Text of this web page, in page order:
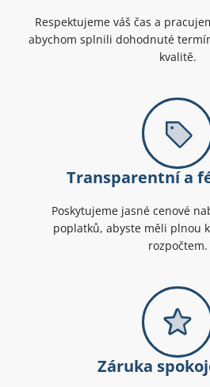
Respektujeme váš čas a
abychom splnili dohodnuté
kvalitě.
Transparentní a
Poskytujeme jasné cenové
poplatků, abyste měli plnou
rozpočtem.
Záruka